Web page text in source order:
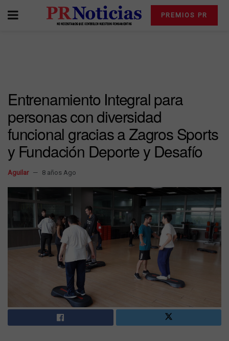
PREMIOS PR
Entrenamiento Integral para
personas con diversidad
funcional gracias a Zagros Sports
y Fundación Deporte y Desafío
Aguilar 8 años Ago